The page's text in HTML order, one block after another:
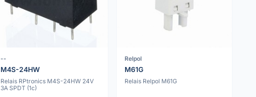
--
M4S-24HW
Relais RPtronics M4S-24HW 24V
3A SPDT (1c)
Relpol
M61G
Relais Relpol M61G